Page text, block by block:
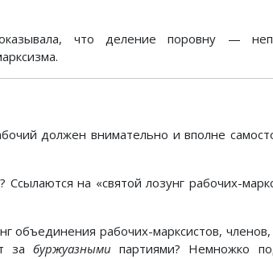
что деление поровну —
должен внимательно и вполне
на «святой лозунг рабочих-
объединения рабочих-марксистов, членов,
забуржуазными партиями? Немножко